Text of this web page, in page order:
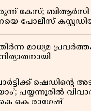
കേസ്; ബിആർസി
പോലീസ്
മാധ്യമ
ഷെഡിൻ്റെ
പയ്യന്നൂരിൽ
കെ രാഗേഷ്